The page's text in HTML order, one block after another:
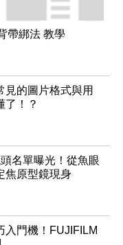
帶綁法 教學
見的圖片格式與用
了！？
名單曝光！從魚眼
焦原型鏡現身
入門機！FUJIFILM